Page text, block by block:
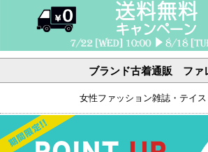
ブランド古着通販 ファ
女性ファッション雑誌・テイ